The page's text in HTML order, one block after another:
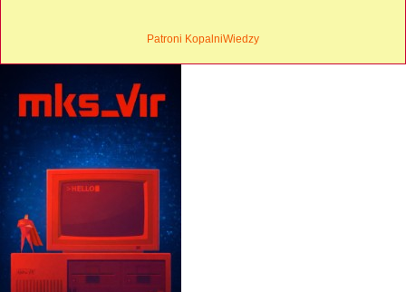
Patroni KopalniWiedzy